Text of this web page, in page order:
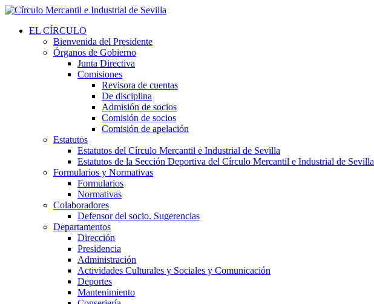
EL CÍRCULO
Bienvenida del Presidente
Órganos de Gobierno
Junta Directiva
Comisiones
Revisora de cuentas
De disciplina
Admisión de socios
Comisión de socios
Comisión de apelación
Estatutos
Estatutos del Círculo Mercantil e Industrial de Sevilla
Estatutos de la Sección Deportiva del Círculo Mercantil e Industrial de Sevilla
Formularios y Normativas
Formularios
Normativas
Colaboradores
Defensor del socio. Sugerencias
Departamentos
Dirección
Presidencia
Administración
Actividades Culturales y Sociales y Comunicación
Deportes
Mantenimiento